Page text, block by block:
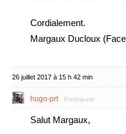
Cordialement.
Margaux Ducloux
26 juillet 2017 à 15 h 42 min
hugo-prt Participant
Salut Margaux,